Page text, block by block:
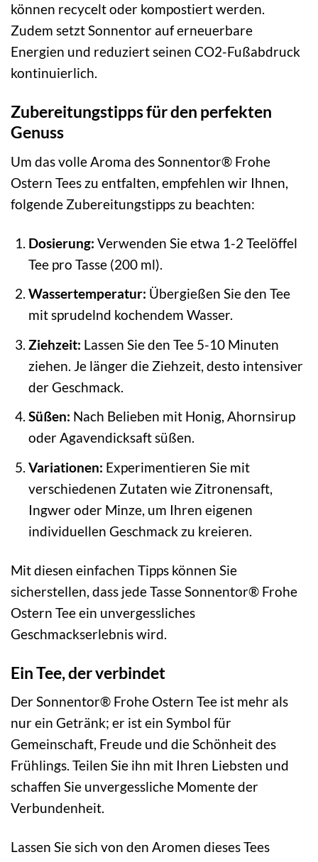
können recycelt oder kompostiert werden.
Zudem setzt Sonnentor auf erneuerbare
Energien und reduziert seinen CO2-Fußabdruck
kontinuierlich.
Zubereitungstipps für den perfekten
Genuss
Um das volle Aroma des Sonnentor® Frohe
Ostern Tees zu entfalten, empfehlen wir Ihnen,
folgende Zubereitungstipps zu beachten:
Dosierung: Verwenden Sie etwa 1-2 Teelöffel
Tee pro Tasse (200 ml).
Wassertemperatur: Übergießen Sie den Tee
mit sprudelnd kochendem Wasser.
Ziehzeit: Lassen Sie den Tee 5-10 Minuten
ziehen. Je länger die Ziehzeit, desto intensiver
der Geschmack.
Süßen: Nach Belieben mit Honig, Ahornsirup
oder Agavendicksaft süßen.
Variationen: Experimentieren Sie mit
verschiedenen Zutaten wie Zitronensaft,
Ingwer oder Minze, um Ihren eigenen
individuellen Geschmack zu kreieren.
Mit diesen einfachen Tipps können Sie
sicherstellen, dass jede Tasse Sonnentor® Frohe
Ostern Tee ein unvergessliches
Geschmackserlebnis wird.
Ein Tee, der verbindet
Der Sonnentor® Frohe Ostern Tee ist mehr als
nur ein Getränk; er ist ein Symbol für
Gemeinschaft, Freude und die Schönheit des
Frühlings. Teilen Sie ihn mit Ihren Liebsten und
schaffen Sie unvergessliche Momente der
Verbundenheit.
Lassen Sie sich von den Aromen dieses Tees